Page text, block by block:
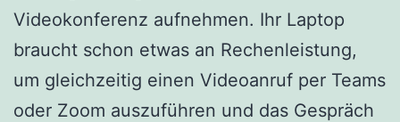
Videokonferenz aufnehmen. Ihr Laptop
braucht schon etwas an Rechenleistung,
um gleichzeitig einen Videoanruf per Teams
oder Zoom auszuführen und das Gespräch